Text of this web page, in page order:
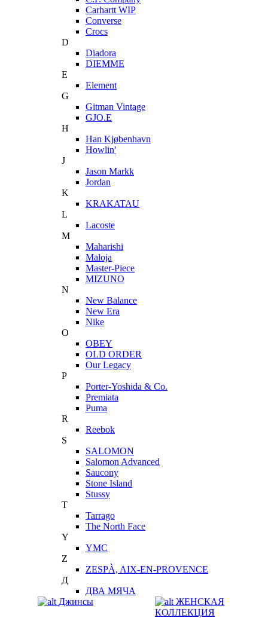
Carhartt WIP
Converse
Crocs
D
Diadora
DIEMME
E
Element
G
Gitman Vintage
GJO.E
H
Han Kjøbenhavn
Howlin'
J
Jason Markk
Jordan
K
KRAKATAU
L
Lacoste
M
Maharishi
Maloja
Master-Piece
MIZUNO
N
New Balance
New Era
Nike
O
OBEY
OLD ORDER
Our Legacy
P
Porter-Yoshida & Co.
Premiata
Puma
R
Reebok
S
SALOMON
Salomon Advanced
Saucony
Stone Island
Stussy
T
Tarrago
The North Face
Y
YMC
Z
ZESPÀ, AIX-EN-PROVENCE
Д
ДВА МЯЧА
Джинсы
ЖЕНСКАЯ
КОЛЛЕКЦИЯ